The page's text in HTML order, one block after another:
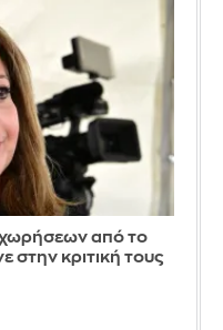
από το
στην κριτική τους